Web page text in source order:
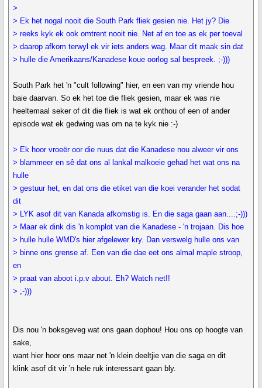
>
> Ek het nogal nooit die South Park fliek gesien nie. Het jy? Die
> reeks kyk ek ook omtrent nooit nie. Net af en toe as ek per toeval
> daarop afkom terwyl ek vir iets anders wag. Maar dit maak sin dat
> hulle die Amerikaans/Kanadese koue oorlog sal bespreek. ;-)))
South Park het 'n "cult following" hier, en een van my vriende hou
baie daarvan. So ek het toe die fliek gesien, maar ek was nie
heeltemaal seker of dit die fliek is wat ek onthou of een of ander
episode wat ek gedwing was om na te kyk nie :-)
> Ek hoor vroeër oor die nuus dat die Kanadese nou alweer vir ons
> blammeer en sê dat ons al lankal malkoeie gehad het wat ons na
hulle
> gestuur het, en dat ons die etiket van die koei verander het sodat
dit
> LYK asof dit van Kanada afkomstig is. En die saga gaan aan....;-)))
> Maar ek dink dis 'n komplot van die Kanadese - 'n trojaan. Dis hoe
> hulle hulle WMD's hier afgelewer kry. Dan verswelg hulle ons van
> binne ons grense af. Een van die dae eet ons almal maple stroop,
en
> praat van aboot i.p.v about. Eh? Watch net!!
> ;-)))
Dis nou 'n boksgeveg wat ons gaan dophou! Hou ons op hoogte van
sake,
want hier hoor ons maar net 'n klein deeltjie van die saga en dit
klink asof dit vir 'n hele ruk interessant gaan bly.